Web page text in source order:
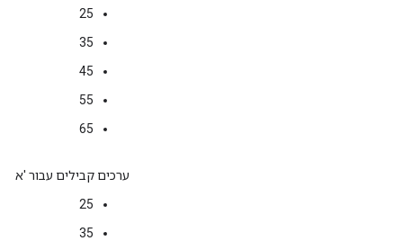
25
35
45
55
65
ערכים קבילים עבור 'אל':
25
35